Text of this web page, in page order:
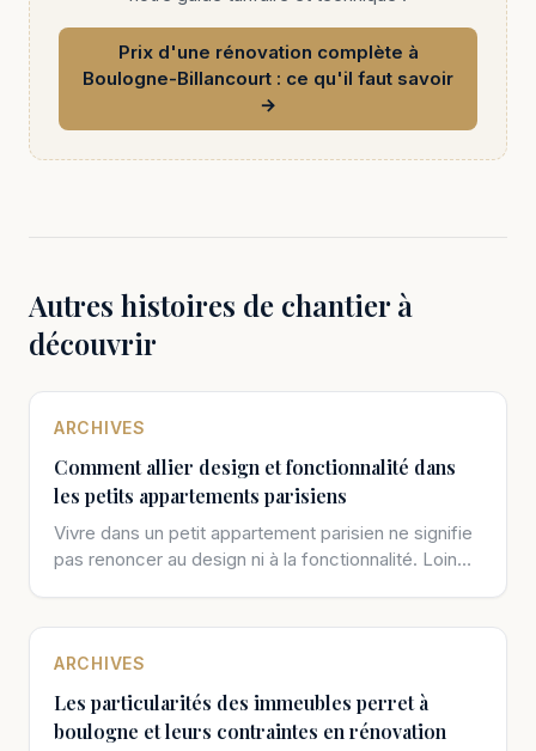
Prix d'une rénovation complète à
Boulogne-Billancourt : ce qu'il faut savoir
→
Autres histoires de chantier à
découvrir
ARCHIVES
Comment allier design et fonctionnalité dans
les petits appartements parisiens
Vivre dans un petit appartement parisien ne signifie
pas renoncer au design ni à la fonctionnalité. Loin
ARCHIVES
Les particularités des immeubles perret à
boulogne et leurs contraintes en rénovation